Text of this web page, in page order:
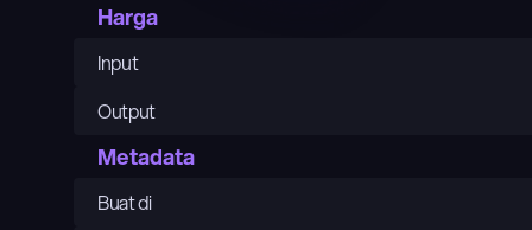
Harga
Input
Output
Metadata
Buat di